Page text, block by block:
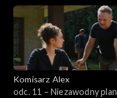
Sezon 21
Sezon 20
Sezon 19
Komisarz Alex
odc. 11 – Niezawodny plan